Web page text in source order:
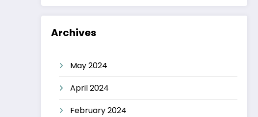
Archives
May 2024
April 2024
February 2024